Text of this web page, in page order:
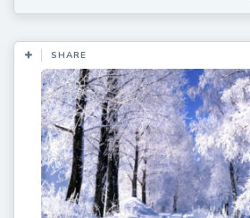
SHARE